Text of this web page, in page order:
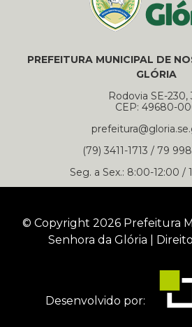
PREFEITURA MUNICIPAL DE
GLÓRIA
Rodovia SE-230,
CEP: 49680-
(79) 3411-1713 / 79
Seg. a Sex.: 8:00-12:00 /
© Copyright 2026 Prefeitura
Senhora da Glória |
Desenvolvido por: